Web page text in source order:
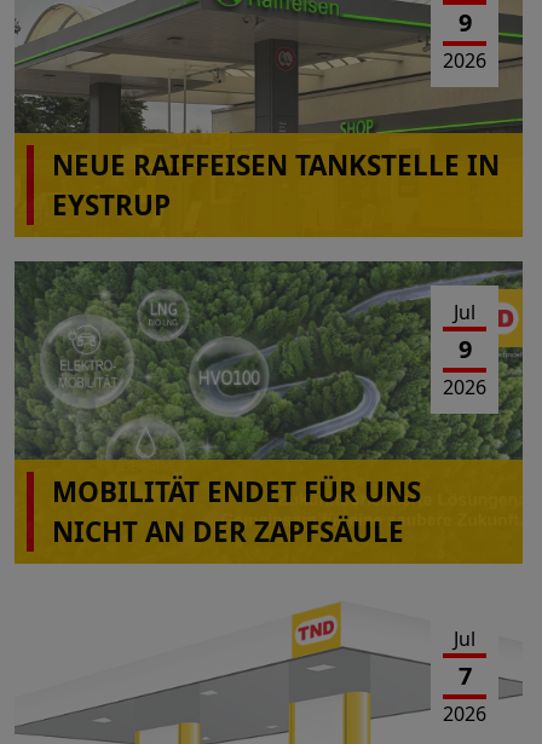
9
2026
NEUE RAIFFEISEN TANKSTELLE IN
EYSTRUP
Jul
9
2026
MOBILITÄT ENDET FÜR UNS
NICHT AN DER ZAPFSÄULE
Jul
7
2026